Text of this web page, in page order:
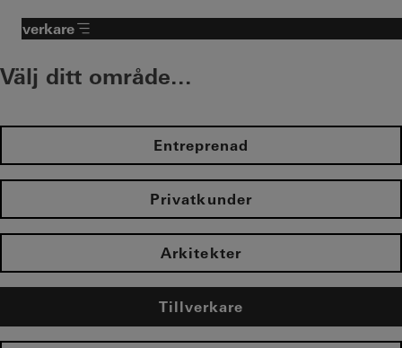
Tillverkare
Välj ditt område...
Entreprenad
Privatkunder
Arkitekter
Tillverkare